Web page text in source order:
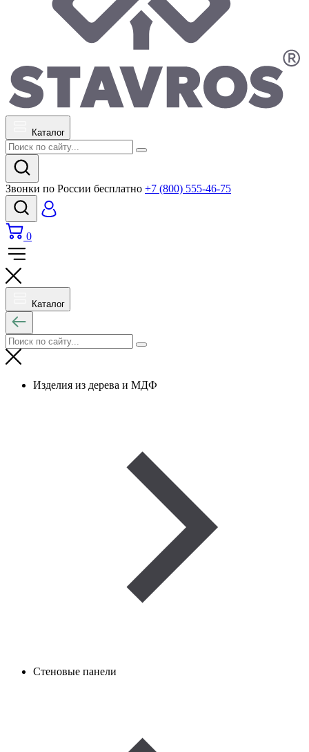
Каталог
Звонки по России бесплатно +7 (800) 555-46-75
0
Каталог
Изделия из дерева и МДФ
Стеновые панели